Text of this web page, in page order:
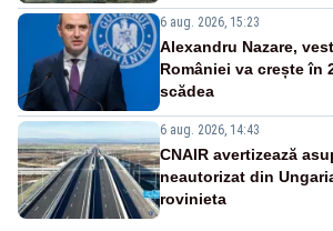
6 aug. 2026, 15:23
Alexandru Nazare,
României va crește în
scădea
6 aug. 2026, 14:43
CNAIR avertizează
neautorizat din
rovinieta